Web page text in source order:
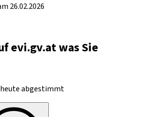
26.02.2026
evi.gv.at was Sie
heute abgestimmt